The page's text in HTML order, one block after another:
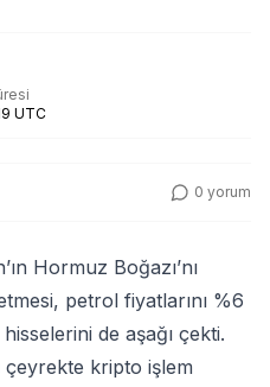
UTC
0 yorum
Hormuz Boğazı’nı
petrol fiyatlarını %6
de aşağı çekti.
kripto işlem